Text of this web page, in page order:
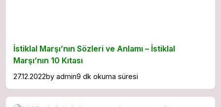
İstiklal Marşı’nın Sözleri ve Anlamı – İstiklal
Marşı’nın 10 Kıtası
27.12.2022by admin9 dk okuma süresi